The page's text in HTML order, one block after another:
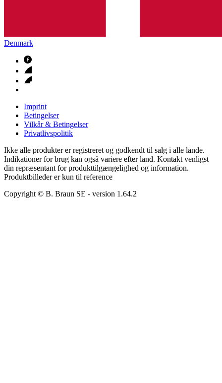
Denmark
Imprint
Betingelser
Vilkår & Betingelser
Privatlivspolitik
Ikke alle produkter er registreret og godkendt til salg i alle lande.
Indikationer for brug kan også variere efter land. Kontakt venligst
din repræsentant for produkttilgængelighed og information.
Produktbilleder er kun til reference
Copyright © B. Braun SE - version 1.64.2